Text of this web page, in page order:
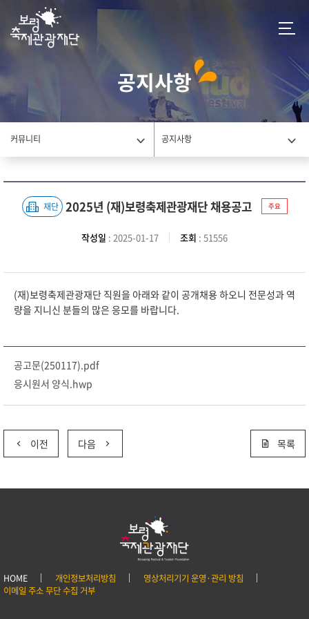
공지사항
커뮤니티 공지사항
재단 2025년 (재)보령축제관광재단 채용공고 주요
작성일 : 2025-01-17 조회 : 51556
(재)보령축제관광재단 직원을 아래와 같이 공개채용 하오니 전문성과 역
량을 지니신 분들의 많은 응모를 바랍니다.
공고문(250117).pdf
응시원서 양식.hwp
이전 다음 목록
HOME 개인정보처리방침
영상처리기기 운영·관리 방침
이메일 주소 무단 수집 거부